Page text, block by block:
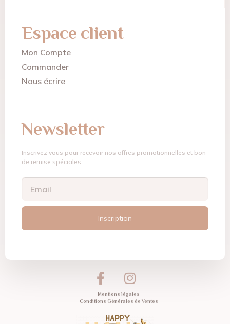
Espace client
Mon Compte
Commander
Nous écrire
Newsletter
Inscrivez vous pour recevoir nos offres promotionnelles et bon
de remise spéciales
Inscription
Mentions légales
Conditions Générales de Ventes